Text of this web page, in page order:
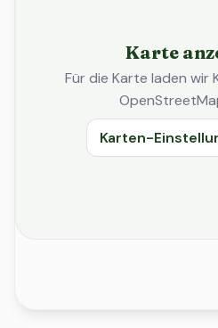
Karte
Für die Karte laden wir
Karten-